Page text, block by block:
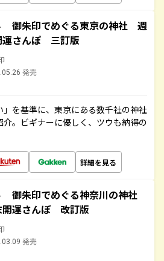
御朱印でめぐる東京の神社 週
運さんぽ 三訂版
発売
」を基準に、東京にある数千社の神社
。ビギナーに優しく、ツウも納得の
詳細を見る
御朱印でめぐる神奈川の神社
開運さんぽ 改訂版
発売